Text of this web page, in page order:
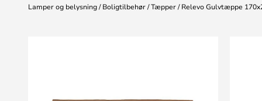
Lamper og belysning Boligtilbehør Tæpper Relevo Gulvtæppe